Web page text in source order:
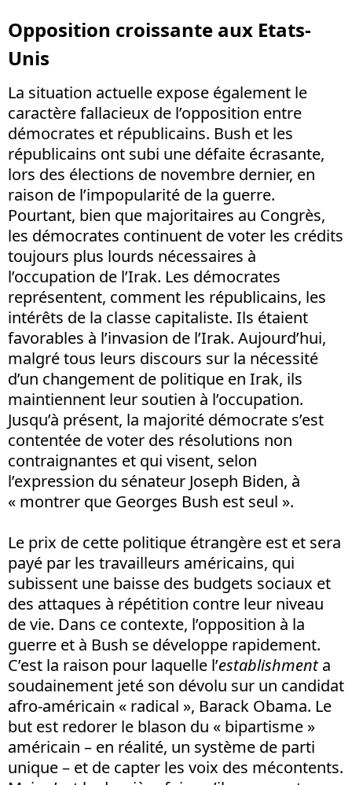
Opposition croissante aux Etats-
Unis
La situation actuelle expose également le
caractère fallacieux de l’opposition entre
démocrates et républicains. Bush et les
républicains ont subi une défaite écrasante,
lors des élections de novembre dernier, en
raison de l’impopularité de la guerre.
Pourtant, bien que majoritaires au Congrès,
les démocrates continuent de voter les crédits
toujours plus lourds nécessaires à
l’occupation de l’Irak. Les démocrates
représentent, comment les républicains, les
intérêts de la classe capitaliste. Ils étaient
favorables à l’invasion de l’Irak. Aujourd’hui,
malgré tous leurs discours sur la nécessité
d’un changement de politique en Irak, ils
maintiennent leur soutien à l’occupation.
Jusqu’à présent, la majorité démocrate s’est
contentée de voter des résolutions non
contraignantes et qui visent, selon
l’expression du sénateur Joseph Biden, à
« montrer que Georges Bush est seul ».
Le prix de cette politique étrangère est et sera
payé par les travailleurs américains, qui
subissent une baisse des budgets sociaux et
des attaques à répétition contre leur niveau
de vie. Dans ce contexte, l’opposition à la
guerre et à Bush se développe rapidement.
C’est la raison pour laquelle l’establishmenta
soudainement jeté son dévolu sur un candidat
afro-américain « radical », Barack Obama. Le
but est redorer le blason du « bipartisme »
américain – en réalité, un système de parti
unique – et de capter les voix des mécontents.